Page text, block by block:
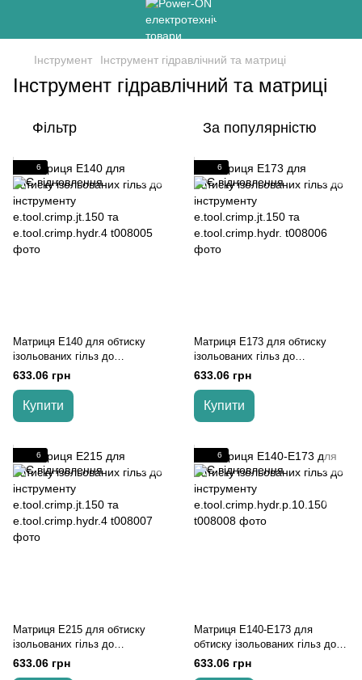
Інструмент Інструмент гідравлічний та матриці
Інструмент гідравлічний та матриці
Фільтр За популярністю
6
Матриця Е140 для обтиску
ізольованих гільз до
інструменту e.tool.crimp.jt.150
та e.tool.crimp.hydr.4
633.06 грн
Купити
6
Матриця Е173 для обтиску
ізольованих гільз до
інструменту e.tool.crimp.jt.150
та e.tool.crimp.hydr.
633.06 грн
Купити
6
Матриця Е215 для обтиску
ізольованих гільз до
інструменту e.tool.crimp.jt.150
та e.tool.crimp.hydr.4
633.06 грн
6
Матриця Е140-E173 для
обтиску ізольованих гільз до
інструменту
e.tool.crimp.hydr.p.10.150
633.06 грн